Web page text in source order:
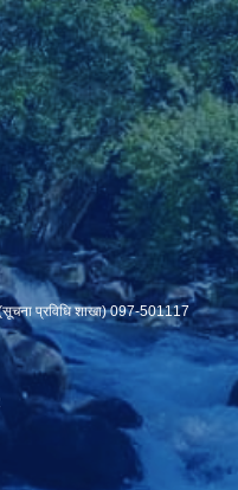
प्रविधि शाखा) 097-501117